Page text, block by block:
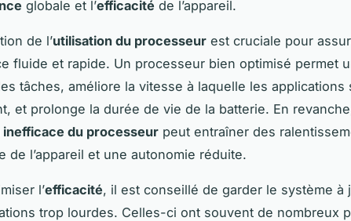
globale et l’efficacité de l’appareil.
de l’utilisation du processeur est cruciale pour
fluide et rapide. Un processeur bien optimisé permet
tâches, améliore la vitesse à laquelle les applications
et prolonge la durée de vie de la batterie. En
inefficace du processeur peut entraîner des
de l’appareil et une autonomie réduite.
l’efficacité, il est conseillé de garder le système à
trop lourdes. Celles-ci ont souvent de nombreux